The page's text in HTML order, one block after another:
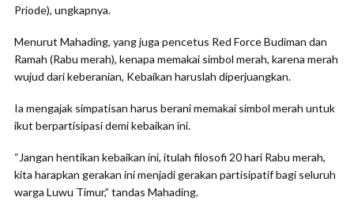
Priode), ungkapnya.
Menurut Mahading, yang juga pencetus Red Force Budiman dan
Ramah (Rabu merah), kenapa memakai simbol merah, karena merah
wujud dari keberanian, Kebaikan haruslah diperjuangkan.
Ia mengajak simpatisan harus berani memakai simbol merah untuk
ikut berpartisipasi demi kebaikan ini.
“Jangan hentikan kebaikan ini, itulah filosofi 20 hari Rabu merah,
kita harapkan gerakan ini menjadi gerakan partisipatif bagi seluruh
warga Luwu Timur,” tandas Mahading.